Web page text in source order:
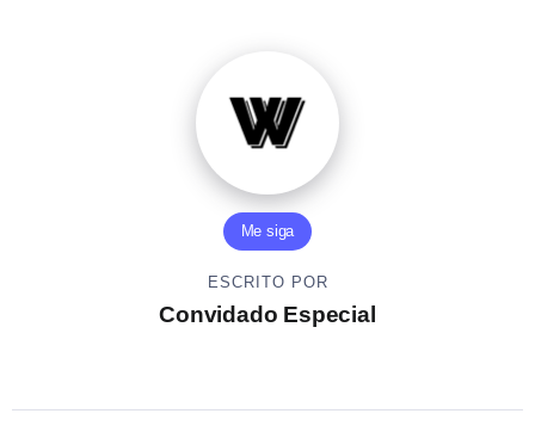
Me siga
ESCRITO POR
Convidado Especial